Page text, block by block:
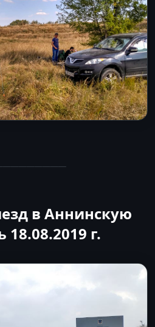
в Аннинскую
18.08.2019 г.